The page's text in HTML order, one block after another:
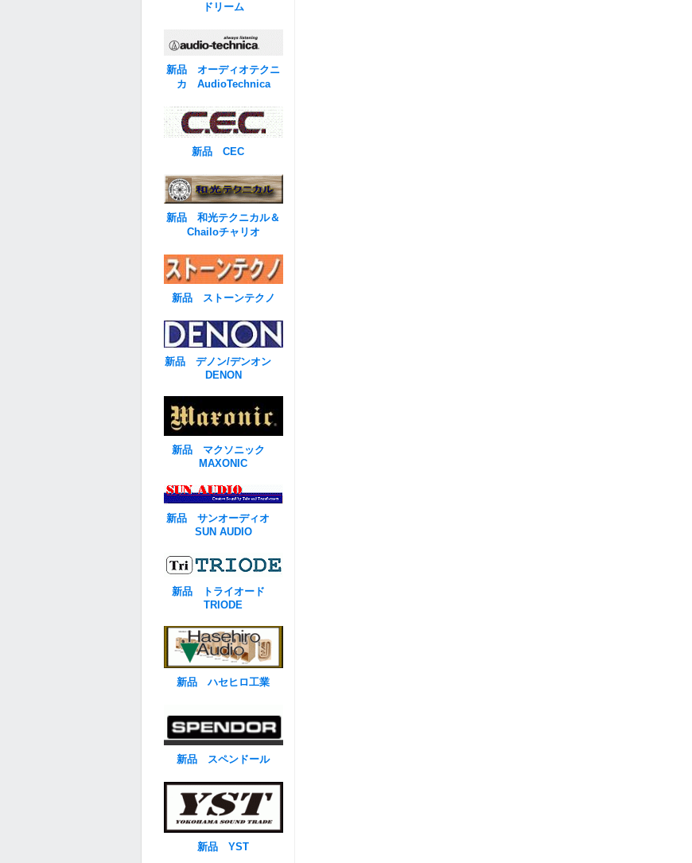
ドリーム
新品 オーディオテクニ
カ AudioTechnica
新品 CEC
新品 和光テクニカル＆
Chailoチャリオ
新品 ストーンテクノ
新品 デノン/デンオン
DENON
新品 マクソニック
MAXONIC
新品 サンオーディオ
SUN AUDIO
新品 トライオード
TRIODE
新品 ハセヒロ工業
新品 スペンドール
新品 YST